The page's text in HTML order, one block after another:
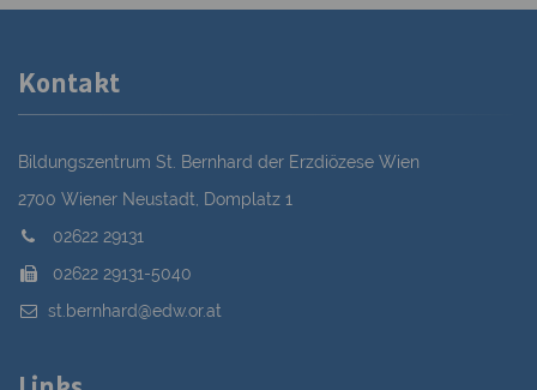
Kontakt
Bildungszentrum St. Bernhard der Erzdiözese Wien
2700 Wiener Neustadt, Domplatz 1
02622 29131
02622 29131-5040
st.bernhard@edw.or.at